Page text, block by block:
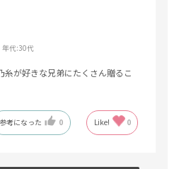
年代:30代
糸が好きな兄弟にたくさん贈るこ
参考になった 0 Like! 0